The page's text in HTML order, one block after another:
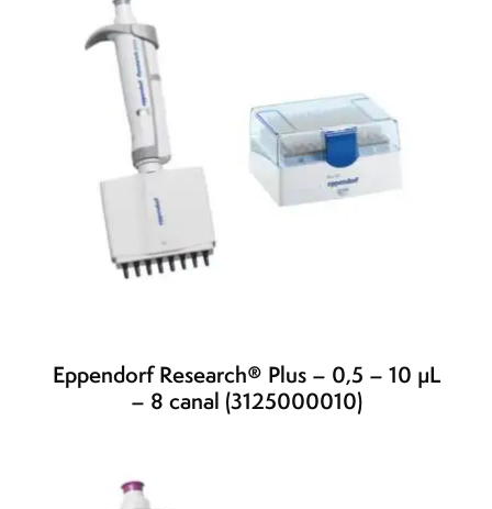
Eppendorf Research® Plus – 0,5 – 10 µL
– 8 canal (3125000010)